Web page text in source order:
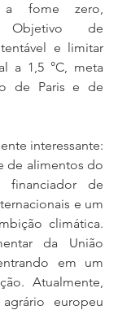
a fome zero,
Objetivo de
e limitar
a 1,5 °C, meta
de Paris e de
interessante:
de alimentos do
de
e um
climática.
da União
em um
Atualmente,
europeu